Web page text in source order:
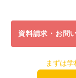
資料請求・お問
まずは